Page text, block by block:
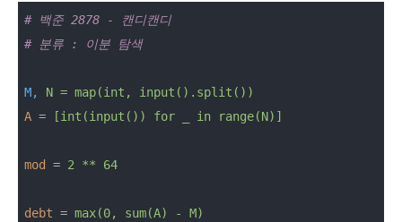
# 백준 2878 - 캔디캔디
# 분류 : 이분 탐색
M,
N = map(int, input().split())
A = [int(input()) for _ in range(N)]
mod = 2 ** 64
debt = max(0, sum(A) - M)